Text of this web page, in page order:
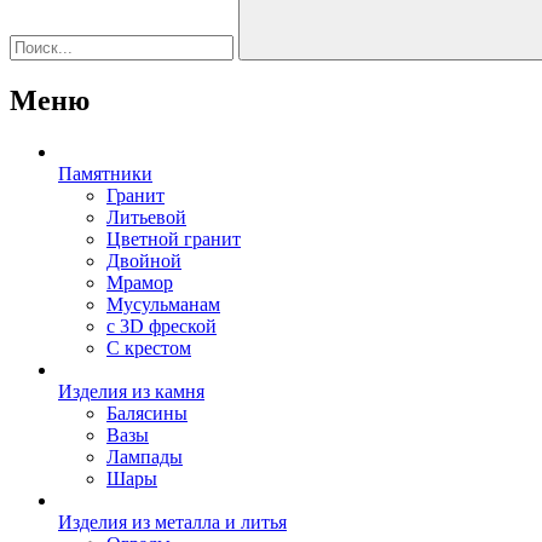
Меню
Памятники
Гранит
Литьевой
Цветной гранит
Двойной
Мрамор
Мусульманам
с 3D фреской
С крестом
Изделия из камня
Балясины
Вазы
Лампады
Шары
Изделия из металла и литья